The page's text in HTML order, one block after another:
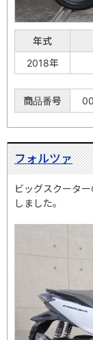
年式
2018年
商品番号
フォルツァ
ビッグスクータ
しました。